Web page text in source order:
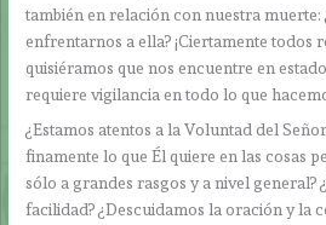
también en relación con nuestra muerte:
enfrentarnos a ella? ¡Ciertamente todos
quisiéramos que nos encuentre en
requiere vigilancia en todo lo que
¿Estamos atentos a la Voluntad del
finamente lo que Él quiere en las cosas
sólo a grandes rasgos y a nivel general?
facilidad? ¿Descuidamos la oración y la